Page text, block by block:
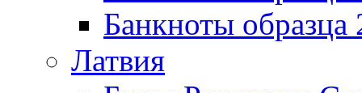
Банкноты
Латвия